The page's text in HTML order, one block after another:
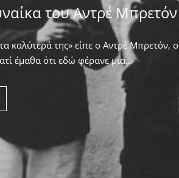
του Αντρέ Μπρετόν
καλύτερά της» είπε ο Αντρέ Μπρετόν, ο
έμαθα ότι εδώ φέρανε μια…